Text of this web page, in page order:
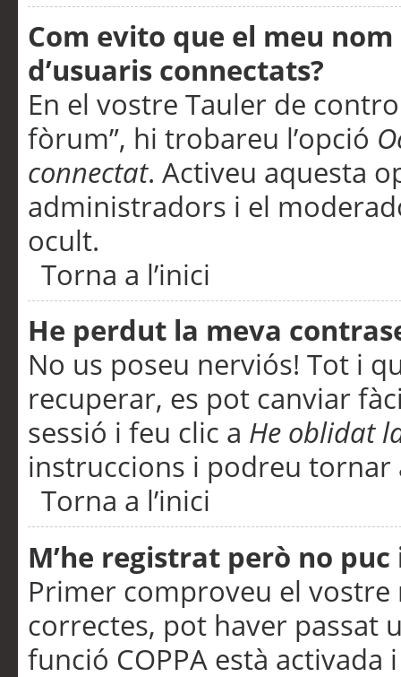
Com evito que el meu
d’usuaris connectats?
En el vostre Tauler de
fòrum”, hi trobareu l’opció
connectat. Activeu aquesta
administradors i el
ocult.
Torna a l’inici
He perdut la meva
No us poseu nerviós! Tot i
recuperar, es pot canviar
sessió i feu clic a He oblidat
instruccions i podreu tornar
Torna a l’inici
M’he registrat però no
Primer comproveu el vostre
correctes, pot haver passat
funció COPPA està